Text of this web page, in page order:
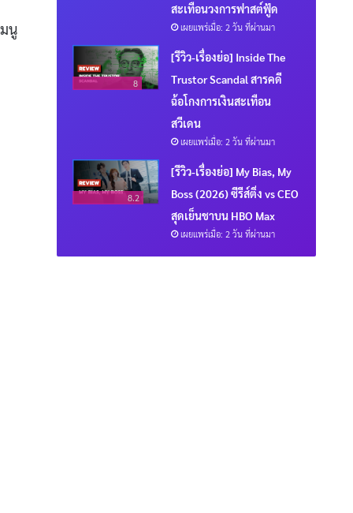
นู
สะเทือนวงการฟาสต์ฟู้ด
เผยแพร่เมื่อ: 2 วัน ที่ผ่านมา
8
[รีวิว-เรื่องย่อ] Inside The
Trustor Scandal สารคดี
ฉ้อโกงการเงินสะเทือน
สวีเดน
เผยแพร่เมื่อ: 2 วัน ที่ผ่านมา
8.2
[รีวิว-เรื่องย่อ] My Bias, My
Boss (2026) ซีรีส์ติ่ง vs CEO
สุดเย็นชาบน HBO Max
เผยแพร่เมื่อ: 2 วัน ที่ผ่านมา